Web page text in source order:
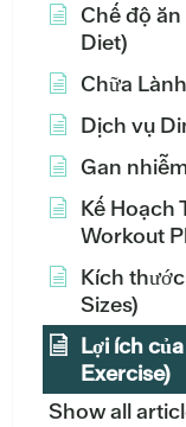
Chế độ
Diet)
Chữa
Dịch vụ
Gan
Kế Hoạch
Workout
Kích
Sizes)
Lợi ích
Exercise)
Show all